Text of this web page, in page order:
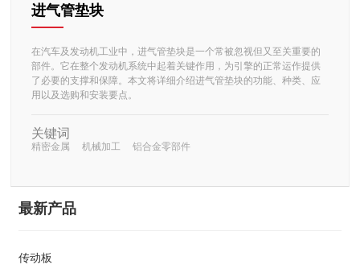
进气管垫块
在汽车及发动机工业中，进气管垫块是一个常被忽视但又至关重要的
部件。它在整个发动机系统中起着关键作用，为引擎的正常运作提供
了必要的支撑和保障。本文将详细介绍进气管垫块的功能、种类、应
用以及选购和安装要点。
关键词
精密金属 机械加工 铝合金零部件
最新产品
传动板